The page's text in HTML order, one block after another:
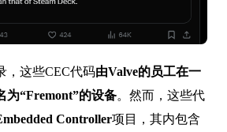
，这些CEC代码由Valve的员工在一
为“Fremont”的设备。然而，这些代
Controller项目，其内包含